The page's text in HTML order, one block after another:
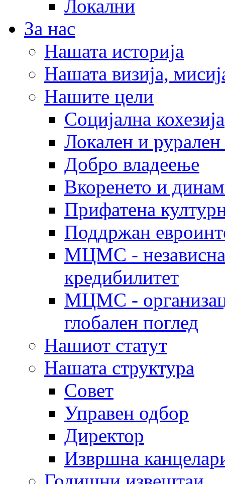
Локални
За нас
Нашата историја
Нашата визија,
Нашите цели
Социјална кохезија
Локален и рурален
Добро владеење
Вкоренето и
Прифатена
Поддржан
МЦМС - независна
кредибилитет
МЦМС -
глобален поглед
Нашиот статут
Нашата структура
Совет
Управен одбор
Директор
Извршна